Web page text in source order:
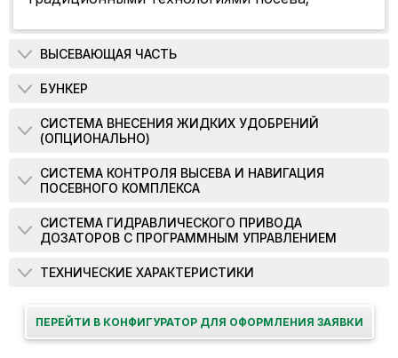
ВЫСЕВАЮЩАЯ ЧАСТЬ
БУНКЕР
СИСТЕМА ВНЕСЕНИЯ ЖИДКИХ УДОБРЕНИЙ
(ОПЦИОНАЛЬНО)
СИСТЕМА КОНТРОЛЯ ВЫСЕВА И НАВИГАЦИЯ
ПОСЕВНОГО КОМПЛЕКСА
СИСТЕМА ГИДРАВЛИЧЕСКОГО ПРИВОДА
ДОЗАТОРОВ С ПРОГРАММНЫМ УПРАВЛЕНИЕМ
ТЕХНИЧЕСКИЕ ХАРАКТЕРИСТИКИ
ПЕРЕЙТИ В КОНФИГУРАТОР ДЛЯ ОФОРМЛЕНИЯ ЗАЯВКИ